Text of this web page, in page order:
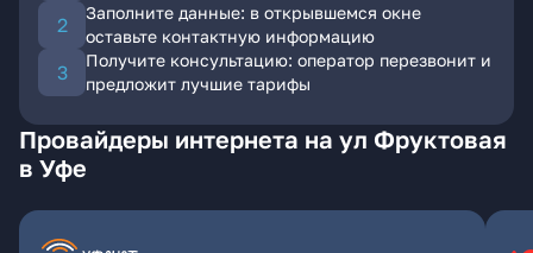
Заполните данные: в открывшемся окне
оставьте контактную информацию
Получите консультацию: оператор перезвонит и
предложит лучшие тарифы
Провайдеры интернета на ул Фруктовая
в Уфе